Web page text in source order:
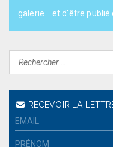
galerie... et d'être publié
RECEVOIR LA